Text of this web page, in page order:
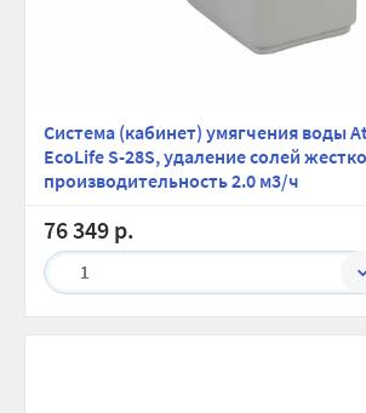
Система (кабинет) умягчения воды
EcoLife S-28S, удаление солей
производительность 2.0 м3/ч
76 349 р.
1